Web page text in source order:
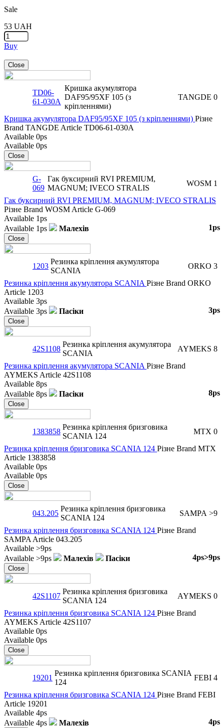
Sale
53 UAH
Buy
Close
TD06-
61-030A
Кришка акумулятора
DAF95/95XF 105 (з
кріпленнями)
TANGDE 0
Кришка акумулятора DAF95/95XF 105 (з кріпленнями) Різне
Brand TANGDE Article TD06-61-030A
Available 0ps
Available 0ps
Close
G-
069
Гак буксирний RVI PREMIUM,
MAGNUM; IVECO STRALIS
WOSM 1
Гак буксирний RVI PREMIUM, MAGNUM; IVECO STRALIS
Різне Brand WOSM Article G-069
Available 1ps
Available 1ps Малехів 1ps
Close
1203
Резинка кріплення акумулятора
SCANIA
ORKO 3
Резинка кріплення акумулятора SCANIA Різне Brand ORKO
Article 1203
Available 3ps
Available 3ps Пасіки 3ps
Close
42S1108
Резинка кріплення акумулятора
SCANIA
AYMEKS 8
Резинка кріплення акумулятора SCANIA Різне Brand
AYMEKS Article 42S1108
Available 8ps
Available 8ps Пасіки 8ps
Close
1383858
Резинка кріплення бризговика
SCANIA 124
MTX 0
Резинка кріплення бризговика SCANIA 124 Різне Brand MTX
Article 1383858
Available 0ps
Available 0ps
Close
043.205
Резинка кріплення бризговика
SCANIA 124
SAMPA >9
Резинка кріплення бризговика SCANIA 124 Різне Brand
SAMPA Article 043.205
Available >9ps
Available >9ps Малехів >9ps
Пасіки 4ps
Close
42S1107
Резинка кріплення бризговика
SCANIA 124
AYMEKS 0
Резинка кріплення бризговика SCANIA 124 Різне Brand
AYMEKS Article 42S1107
Available 0ps
Available 0ps
Close
19201
Резинка кріплення бризговика SCANIA
124
FEBI 4
Резинка кріплення бризговика SCANIA 124 Різне Brand FEBI
Article 19201
Available 4ps
Available 4ps Малехів 4ps